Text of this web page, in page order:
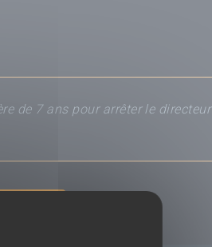
de 7 ans pour arrêter le directeur